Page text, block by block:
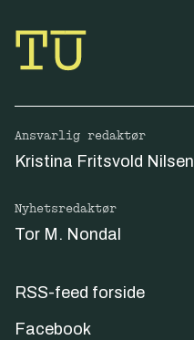
Ansvarlig redaktør
Kristina Fritsvold Nilsen
Nyhetsredaktør
Tor M. Nondal
RSS-feed forside
Facebook